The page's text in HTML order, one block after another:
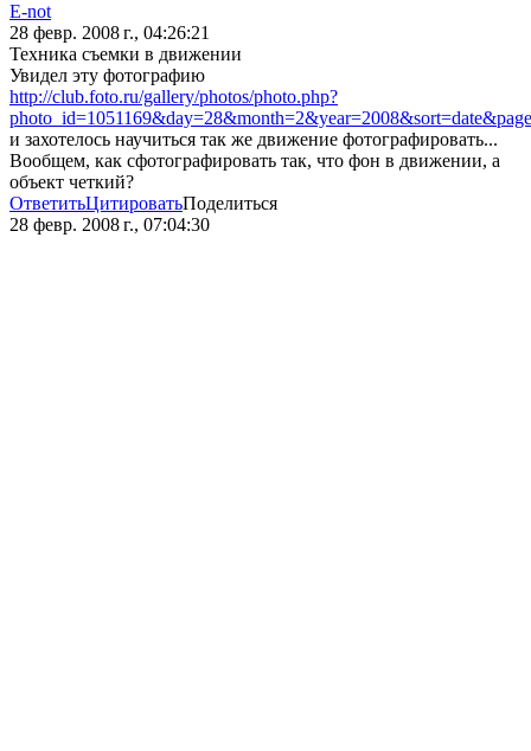
E-not
28 февр. 2008 г., 04:26:21
Техника съемки в движении
Увидел эту фотографию
http://club.foto.ru/gallery/photos/photo.php?
и захотелось научиться так же движение фотографировать...
Вообщем, как сфотографировать так, что фон в движении, а
объект четкий?
ОтветитьЦитироватьПоделиться
28 февр. 2008 г., 07:04:30